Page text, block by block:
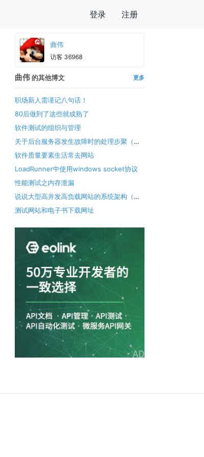
登录 注册
曲伟
访客 36968
曲伟 的其他博文 更多
职场新人需谨记八句话！
80后做到了这些就成熟了
软件测试的组织与管理
关于后台服务器发生故障时的处理步聚（经
验整理）
软件质量要素生活常去网站
LoadRunner中使用windows socket协议
性能测试之内存泄漏
说说大型高并发高负载网站的系统架构（转
载）
测试网站和电子书下载网址